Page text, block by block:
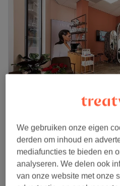
4,8
767 reviews
Utrecht-West, Utrecht
Opvullen binnen 3 weken
55 min
We gebruiken onze eigen
derden om inhoud en
mediafuncties te bieden en
analyseren. We delen ook
van onze website met onze